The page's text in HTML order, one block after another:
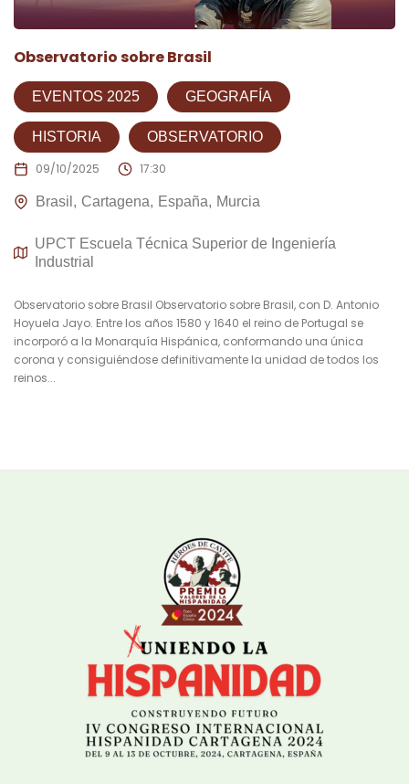
Observatorio sobre Brasil
EVENTOS 2025 GEOGRAFÍA
HISTORIA OBSERVATORIO
09/10/2025 17:30
Brasil Cartagena España Murcia
UPCT Escuela Técnica Superior de Ingeniería
Industrial
Observatorio sobre Brasil Observatorio sobre Brasil, con D. Antonio
Hoyuela Jayo. Entre los años 1580 y 1640 el reino de Portugal se
incorporó a la Monarquía Hispánica, conformando una única
corona y consiguiéndose definitivamente la unidad de todos los
reinos...